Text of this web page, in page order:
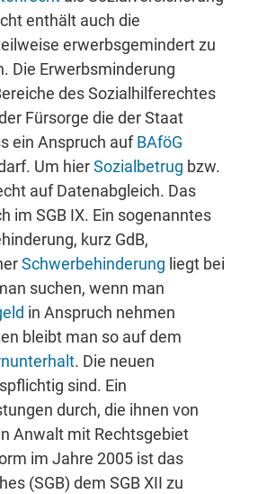
enthält auch die
erwerbsgemindert zu
Die Erwerbsminderung
des Sozialhilferechtes
Fürsorge die der Staat
ein Anspruch aufBAföG
Um hierSozialbetrug bzw.
auf Datenabgleich. Das
im SGB IX. Ein sogenanntes
kurz GdB,
Schwerbehinderung liegt bei
suchen, wenn man
in Anspruch nehmen
bleibt man so auf dem
. Die neuen
sind. Ein
durch, die ihnen von
Anwalt mit Rechtsgebiet
im Jahre 2005 ist das
(SGB) dem SGB XII zu